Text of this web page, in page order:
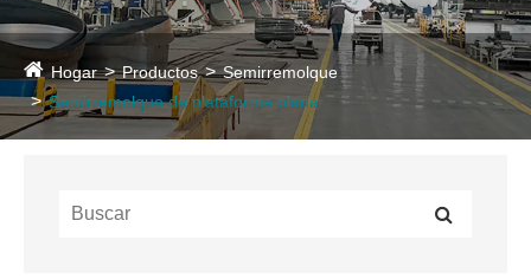
Hogar Productos
Semirremolque
Semirremolque de plataforma plana